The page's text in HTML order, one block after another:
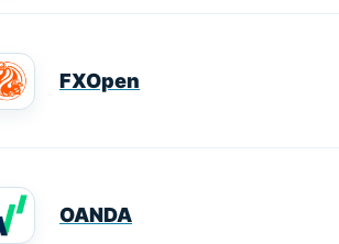
FXOpen
OANDA